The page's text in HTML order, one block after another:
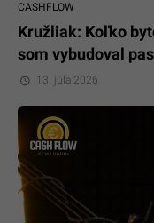
CASHFLOW
Kružliak: Koľko
som vybudoval
13. júla 2026